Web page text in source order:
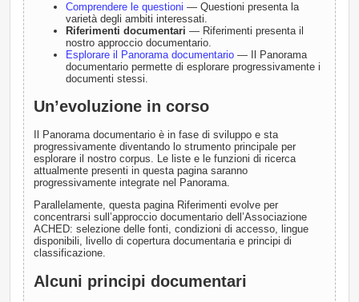
Comprendere le questioni — Questioni presenta la
varietà degli ambiti interessati.
Riferimenti documentari — Riferimenti presenta il
nostro approccio documentario.
Esplorare il Panorama documentario — Il Panorama
documentario permette di esplorare progressivamente i
documenti stessi.
Un’evoluzione in corso
Il Panorama documentario è in fase di sviluppo e sta
progressivamente diventando lo strumento principale per
esplorare il nostro corpus. Le liste e le funzioni di ricerca
attualmente presenti in questa pagina saranno
progressivamente integrate nel Panorama.
Parallelamente, questa pagina Riferimenti evolve per
concentrarsi sull’approccio documentario dell’Associazione
ACHED: selezione delle fonti, condizioni di accesso, lingue
disponibili, livello di copertura documentaria e principi di
classificazione.
Alcuni principi documentari